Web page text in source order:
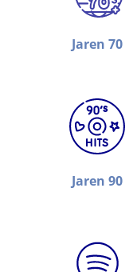
Jaren 70
Jaren 90